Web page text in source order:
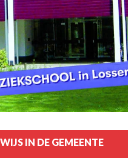
IN DE GEMEENTE